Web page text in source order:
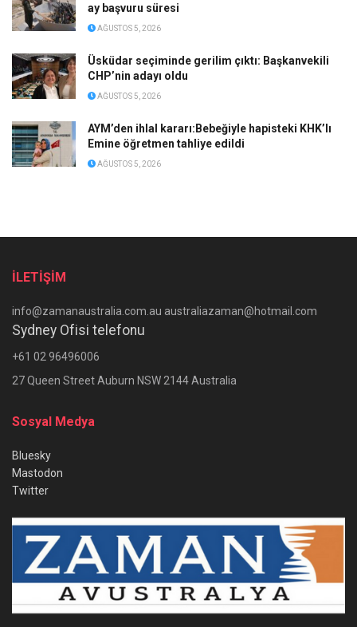
ay başvuru süresi
AĞUSTOS 5, 2026
Üsküdar seçiminde gerilim çıktı: Başkanvekili
CHP’nin adayı oldu
AĞUSTOS 5, 2026
AYM’den ihlal kararı:Bebeğiyle hapisteki KHK’lı
Emine öğretmen tahliye edildi
AĞUSTOS 5, 2026
İLETİŞİM
info@zamanaustralia.com.au australiazaman@hotmail.com
Sydney Ofisi telefonu
+61 02 96496006
27 Queen Street Auburn NSW 2144 Australia
Sosyal Medya
Bluesky
Mastodon
Twitter